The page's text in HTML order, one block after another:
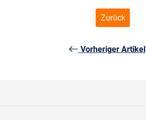
Zurück
Vorheriger Artikel